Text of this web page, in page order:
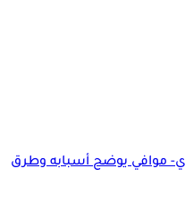
موافي يوضح أسبابه وطرق